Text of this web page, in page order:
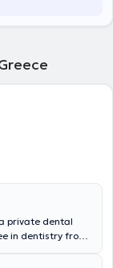
private dental
in dentistry from
and as a